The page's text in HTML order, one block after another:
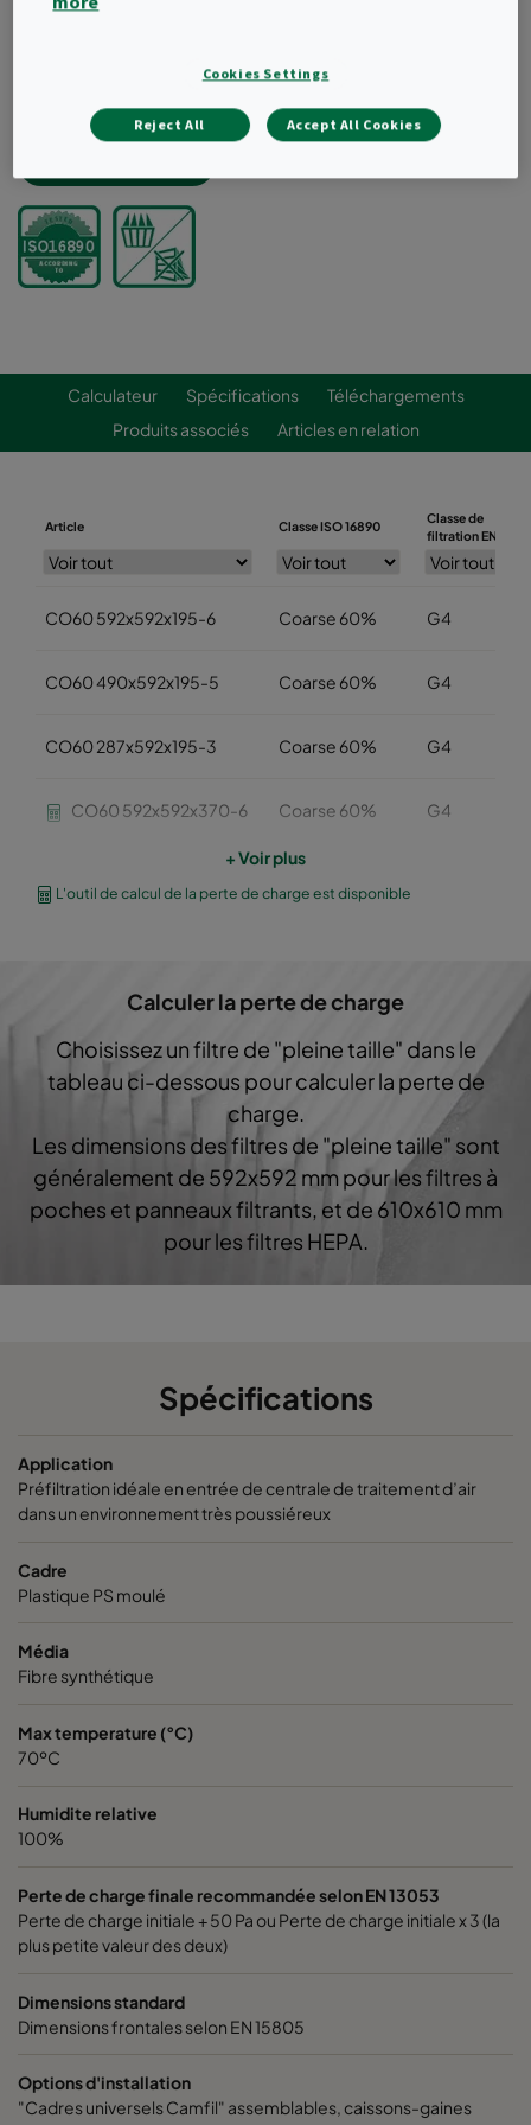
distribution optimale de l'air
Poches coniques
Calculateur Spécifications
Téléchargements
Produits associés
Articles en relation
Article Classe ISO 16890
Classe de
filtration EN779
CO60 592x592x195-6 Coarse 60% G4
CO60 490x592x195-5 Coarse 60% G4
CO60 287x592x195-3 Coarse 60% G4
CO60 592x592x370-6 Coarse 60% G4
CO60 592x490x370-6 Coarse 60%
CO60 592x287x370-6 Coarse 60% G4
CO60 592x592x520-6 Coarse 60% G4
CO60 490x592x520-5 Coarse 60%
CO60 287x592x520-3
CO60 592x287x520-6 Coarse 60%
CO60 287x592x640-3 Coarse 60%
+ Voir plus
L'outil de calcul de la perte de charge est disponible
Calculer la perte de charge
Choisissez un filtre de "pleine taille" dans le
tableau ci-dessous pour calculer la perte de
charge.
Les dimensions des filtres de "pleine taille" sont
généralement de 592x592 mm pour les filtres à
poches et panneaux filtrants, et de 610x610 mm
pour les filtres HEPA.
Spécifications
Application
Préfiltration idéale en entrée de centrale de traitement d’air
dans un environnement très poussiéreux
Cadre
Plastique PS moulé
Média
Fibre synthétique
Max temperature (°C)
70ºC
Humidite relative
100%
Perte de charge finale recommandée selon EN 13053
Perte de charge initiale + 50 Pa ou Perte de charge initiale x 3 (la
plus petite valeur des deux)
Dimensions standard
Dimensions frontales selon EN 15805
Options d'installation
"Cadres universels Camfil" assemblables, caissons-gaines
Cookies Settings
Reject All Accept All Cookies